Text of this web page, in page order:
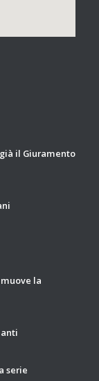
il Giuramento
la
serie